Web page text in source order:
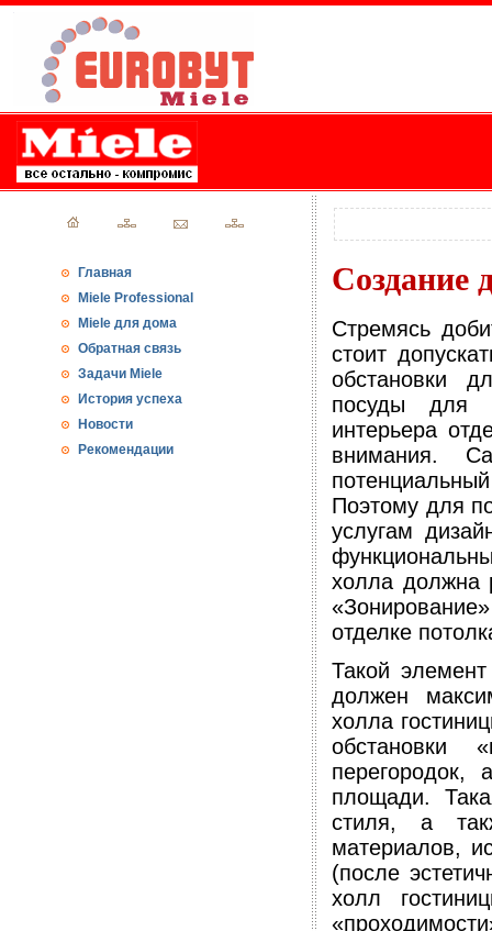
Главная
Miele Professional
Miele для дома
Обратная связь
Задачи Miele
История успеха
Новости
Рекомендации
Создание
Стремясь
стоит
обстановки
посуды для
интерьера
внимания.
Поэтому для
услугам
холла должна
отделке
Такой
должен
холла
обстановки
перегородок,
площади.
стиля, а
материалов,
(после
холл